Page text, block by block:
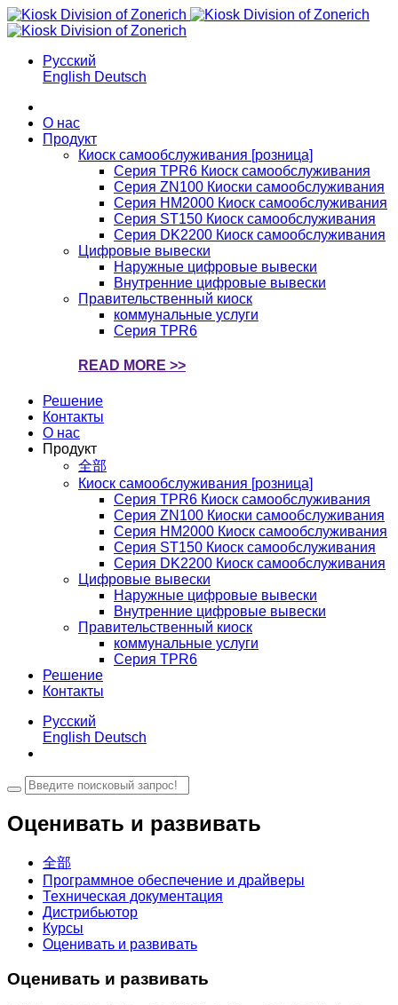
Русский
English Deutsch
О нас
Продукт
Киоск самообслуживания [розница]
Серия TPR6 Киоск самообслуживания
Серия ZN100 Киоски самообслуживания
Серия HM2000 Киоск самообслуживания
Серия ST150 Киоск самообслуживания
Серия DK2200 Киоск самообслуживания
Цифровые вывески
Наружные цифровые вывески
Внутренние цифровые вывески
Правительственный киоск
коммунальные услуги
Серия TPR6
READ MORE >>
Решение
Контакты
О нас
Продукт
全部
Киоск самообслуживания [розница]
Серия TPR6 Киоск самообслуживания
Серия ZN100 Киоски самообслуживания
Серия HM2000 Киоск самообслуживания
Серия ST150 Киоск самообслуживания
Серия DK2200 Киоск самообслуживания
Цифровые вывески
Наружные цифровые вывески
Внутренние цифровые вывески
Правительственный киоск
коммунальные услуги
Серия TPR6
Решение
Контакты
Русский
English Deutsch
Оценивать и развивать
全部
Программное обеспечение и драйверы
Техническая документация
Дистрибьютор
Курсы
Оценивать и развивать
Оценивать и развивать